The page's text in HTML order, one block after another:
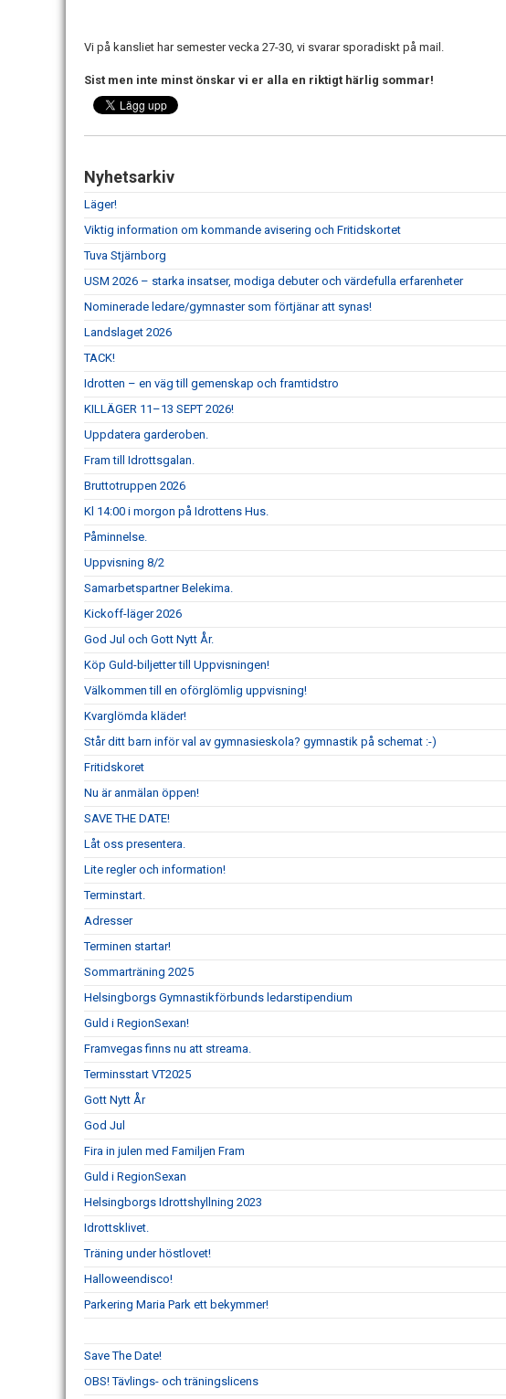
Vi på kansliet har semester vecka 27-30, vi svarar sporadiskt på mail.
Sist men inte minst önskar vi er alla en riktigt härlig sommar!
Nyhetsarkiv
Läger!
Viktig information om kommande avisering och Fritidskortet
Tuva Stjärnborg
USM 2026 – starka insatser, modiga debuter och värdefulla erfarenheter
Nominerade ledare/gymnaster som förtjänar att synas!
Landslaget 2026
TACK!
Idrotten – en väg till gemenskap och framtidstro
KILLÄGER 11–13 SEPT 2026!
Uppdatera garderoben.
Fram till Idrottsgalan.
Bruttotruppen 2026
Kl 14:00 i morgon på Idrottens Hus.
Påminnelse.
Uppvisning 8/2
Samarbetspartner Belekima.
Kickoff-läger 2026
God Jul och Gott Nytt År.
Köp Guld-biljetter till Uppvisningen!
Välkommen till en oförglömlig uppvisning!
Kvarglömda kläder!
Står ditt barn inför val av gymnasieskola? gymnastik på schemat :-)
Fritidskoret
Nu är anmälan öppen!
SAVE THE DATE!
Låt oss presentera.
Lite regler och information!
Terminstart.
Adresser
Terminen startar!
Sommarträning 2025
Helsingborgs Gymnastikförbunds ledarstipendium
Guld i RegionSexan!
Framvegas finns nu att streama.
Terminsstart VT2025
Gott Nytt År
God Jul
Fira in julen med Familjen Fram
Guld i RegionSexan
Helsingborgs Idrottshyllning 2023
Idrottsklivet.
Träning under höstlovet!
Halloweendisco!
Parkering Maria Park ett bekymmer!
Save The Date!
OBS! Tävlings- och träningslicens